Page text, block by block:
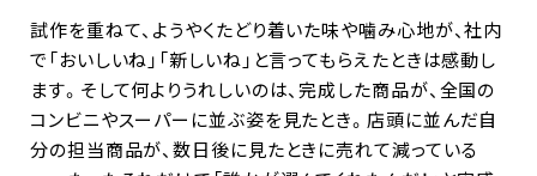
試作を重ねて、ようやくたどり着いた味や噛み心地が、社内
で「おいしいね」「新しいね」と言ってもらえたときは感動し
ます。そして何よりうれしいのは、完成した商品が、全国の
コンビニやスーパーに並ぶ姿を見たとき。店頭に並んだ自
分の担当商品が、数日後に見たときに売れて減っている